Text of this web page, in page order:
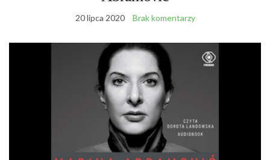
20 lipca 2020 Brak komentarzy